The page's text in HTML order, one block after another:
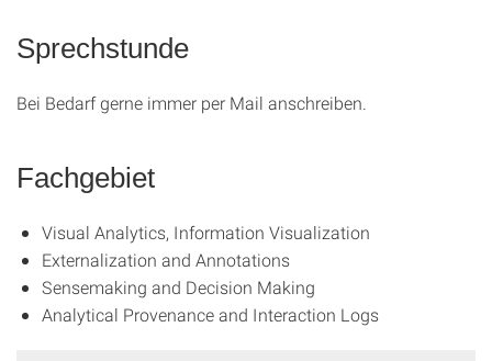
Sprechstunde
Bei Bedarf gerne immer per Mail anschreiben.
Fachgebiet
Visual Analytics, Information Visualization
Externalization and Annotations
Sensemaking and Decision Making
Analytical Provenance and Interaction Logs